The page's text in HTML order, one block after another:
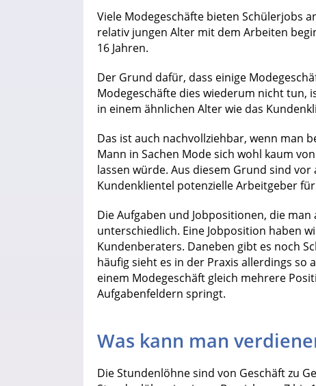
Viele Modegeschäfte bieten Schülerjobs
relativ jungen Alter mit dem Arbeiten
16 Jahren.
Der Grund dafür, dass einige
Modegeschäfte dies wiederum nicht tun,
in einem ähnlichen Alter wie das
Das ist auch nachvollziehbar, wenn man
Mann in Sachen Mode sich wohl kaum
lassen würde. Aus diesem Grund sind
Kundenklientel potenzielle Arbeitgeber
Die Aufgaben und Jobpositionen, die
unterschiedlich. Eine Jobposition haben
Kundenberaters. Daneben gibt es noch
häufig sieht es in der Praxis allerdings so
einem Modegeschäft gleich mehrere
Aufgabenfeldern springt.
Was kann man
Die Stundenlöhne sind von Geschäft zu